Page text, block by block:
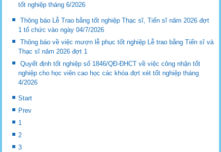
tốt nghiệp tháng 6/2026
Thông báo Lễ Trao bằng tốt nghiệp Thạc sĩ, Tiến sĩ năm 2026 đợt
1 tổ chức vào ngày 04/7/2026
Thông báo về việc mượn lễ phục tốt nghiệp Lễ trao bằng Tiến sĩ và
Thạc sĩ năm 2026 đợt 1
Quyết định tốt nghiệp số 1846/QĐ-ĐHCT về việc công nhận tốt
nghiệp cho học viên cao học các khóa đợt xét tốt nghiệp tháng
4/2026
Start
Prev
1
2
3